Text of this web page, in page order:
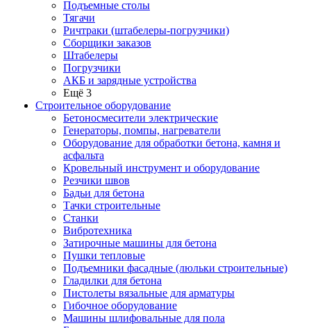
Подъемные столы
Тягачи
Ричтраки (штабелеры-погрузчики)
Сборщики заказов
Штабелеры
Погрузчики
АКБ и зарядные устройства
Ещё 3
Строительное оборудование
Бетоносмесители электрические
Генераторы, помпы, нагреватели
Оборудование для обработки бетона, камня и
асфальта
Кровельный инструмент и оборудование
Резчики швов
Бадьи для бетона
Тачки строительные
Станки
Вибротехника
Затирочные машины для бетона
Пушки тепловые
Подъемники фасадные (люльки строительные)
Гладилки для бетона
Пистолеты вязальные для арматуры
Гибочное оборудование
Машины шлифовальные для пола